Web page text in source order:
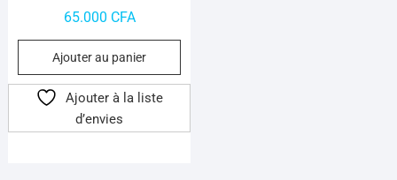
65.000 CFA
Ajouter au panier
Ajouter à la liste
d’envies